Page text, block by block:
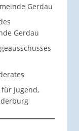
Gerdau
Gerdau
Jugend,